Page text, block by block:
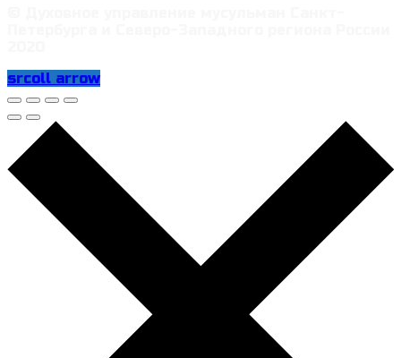
srcoll arrow